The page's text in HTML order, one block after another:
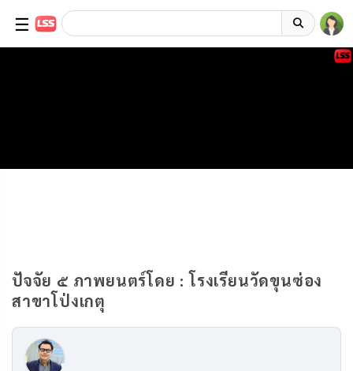
☰
ปัจจัย ๕ ภาพยนตร์โดย : โรงเรียนวัดขุนซ่อง
สาขาโป่งเกตุ